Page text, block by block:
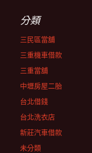
分類
三民區當舖
三重機車借款
三重當舖
中壢房屋二胎
台北借錢
台北洗衣店
新莊汽車借款
未分類